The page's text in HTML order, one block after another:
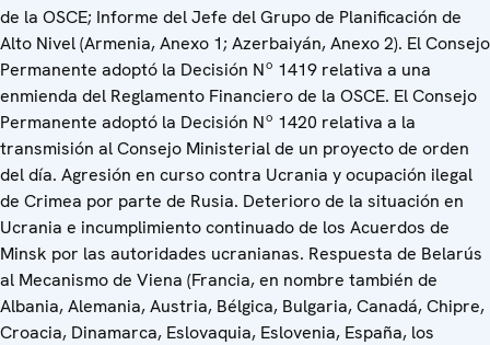
de la OSCE; Informe del Jefe del Grupo de Planificación de
Alto Nivel (Armenia, Anexo 1; Azerbaiyán, Anexo 2). El Consejo
Permanente adoptó la Decisión Nº 1419 relativa a una
enmienda del Reglamento Financiero de la OSCE. El Consejo
Permanente adoptó la Decisión Nº 1420 relativa a la
transmisión al Consejo Ministerial de un proyecto de orden
del día. Agresión en curso contra Ucrania y ocupación ilegal
de Crimea por parte de Rusia. Deterioro de la situación en
Ucrania e incumplimiento continuado de los Acuerdos de
Minsk por las autoridades ucranianas. Respuesta de Belarús
al Mecanismo de Viena (Francia, en nombre también de
Albania, Alemania, Austria, Bélgica, Bulgaria, Canadá, Chipre,
Croacia, Dinamarca, Eslovaquia, Eslovenia, España, los